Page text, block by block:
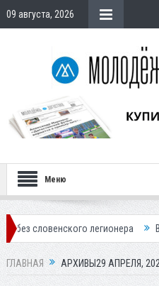
09 августа, 2026
Меню
легионера Вынесен
ГЛАВНАЯ АРХИВЫ29 АПРЕЛЯ,